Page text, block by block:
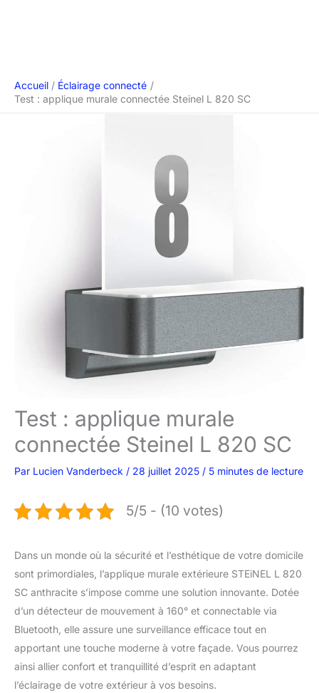
Accueil
Éclairage connecté
Test : applique murale connectée Steinel L 820 SC
Test : applique murale
connectée Steinel L 820 SC
Par Lucien Vanderbeck / 28 juillet 2025 / 5 minutes de lecture
5/5 - (10 votes)
Dans un monde où la sécurité et l’esthétique de votre domicile
sont primordiales, l’applique murale extérieure STEiNEL L 820
SC anthracite s’impose comme une solution innovante. Dotée
d’un détecteur de mouvement à 160° et connectable via
Bluetooth, elle assure une surveillance efficace tout en
apportant une touche moderne à votre façade. Vous pourrez
ainsi allier confort et tranquillité d’esprit en adaptant
l’éclairage de votre extérieur à vos besoins.